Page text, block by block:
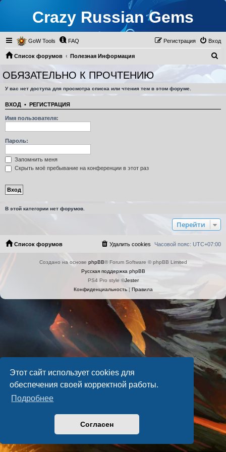
Этот сайт использует cookies для
обеспечения своей корректной работы.
Подробнее
Согласен
Crazy Russian Gems
GoW Tools FAQ Вход
Регистрация
Список форумов
Полезная Информация
ОБЯЗАТЕЛЬНО К ПРОЧТЕНИЮ
ОБЯЗАТЕЛЬНО К ПРОЧТЕНИЮ
У вас нет доступа для просмотра списка или чтения тем в этом форуме.
ВХОД • РЕГИСТРАЦИЯ
Имя пользователя:
Пароль:
Запомнить меня
Скрыть моё пребывание на конференции в этот раз
В этой категории нет форумов.
Перейти
Список форумов Часовой пояс: UTC+07:00
Удалить cookies
Создано на основе phpBB® Forum Software © phpBB Limited
Русская поддержка phpBB
PS4 Pro style ©Jester
Конфиденциальность| Правила